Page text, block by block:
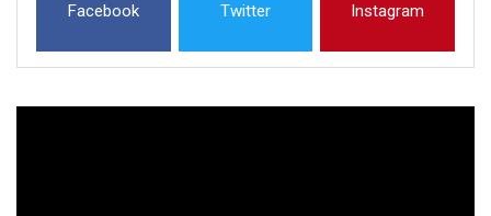
Facebook Twitter Instagram